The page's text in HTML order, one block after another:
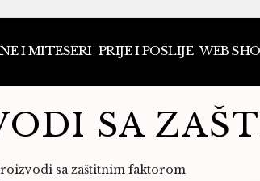
I MITESERI PRIJE I POSLIJE WEB
SA
sa zaštitnim faktorom